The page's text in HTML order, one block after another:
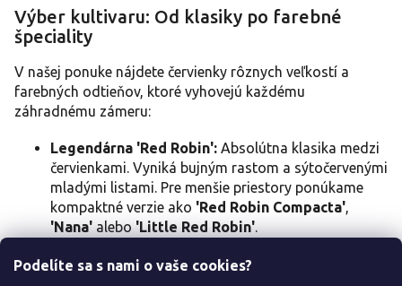
Podelíte sa s nami o vaše cookies?
p
i
Výber kultivaru: Od klasiky po farebné
špeciality
V našej ponuke nájdete červienky rôznych veľkostí a
farebných odtieňov, ktoré vyhovejú každému
záhradnému zámeru:
Legendárna 'Red Robin': Absolútna klasika medzi
červienkami. Vyniká bujným rastom a sýtočervenými
mladými listami. Pre menšie priestory ponúkame
kompaktné verzie ako 'Red Robin Compacta',
'Nana' alebo 'Little Red Robin'.
prekvapí svojimi panašovanými listami s ružovými a